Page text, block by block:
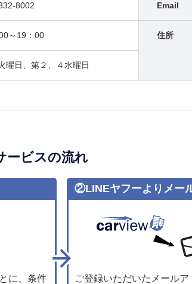
8002 Email
～19：00 住所
曜日、第２、４水曜日
ービスの流れ
に、条件
②LINEヤフーよりメー
ご登録いただいたメールア